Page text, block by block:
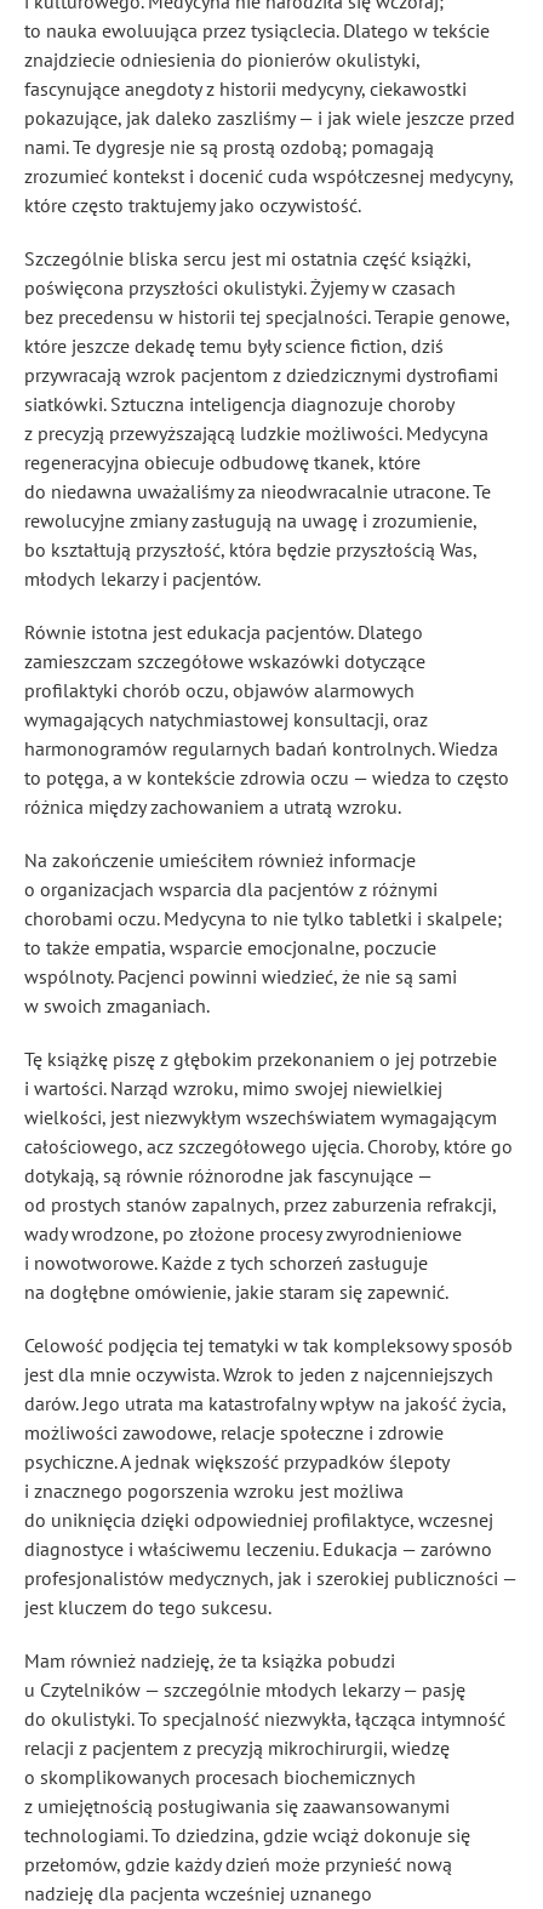
to nauka ewoluująca przez tysiąclecia. Dlatego w tekście
znajdziecie odniesienia do pionierów okulistyki,
fascynujące anegdoty z historii medycyny, ciekawostki
pokazujące, jak daleko zaszliśmy — i jak wiele jeszcze przed
nami. Te dygresje nie są prostą ozdobą; pomagają
zrozumieć kontekst i docenić cuda współczesnej medycyny,
które często traktujemy jako oczywistość.
Szczególnie bliska sercu jest mi ostatnia część książki,
poświęcona przyszłości okulistyki. Żyjemy w czasach
bez precedensu w historii tej specjalności. Terapie genowe,
które jeszcze dekadę temu były science fiction, dziś
przywracają wzrok pacjentom z dziedzicznymi dystrofiami
siatkówki. Sztuczna inteligencja diagnozuje choroby
z precyzją przewyższającą ludzkie możliwości. Medycyna
regeneracyjna obiecuje odbudowę tkanek, które
do niedawna uważaliśmy za nieodwracalnie utracone. Te
rewolucyjne zmiany zasługują na uwagę i zrozumienie,
bo kształtują przyszłość, która będzie przyszłością Was,
młodych lekarzy i pacjentów.
Równie istotna jest edukacja pacjentów. Dlatego
zamieszczam szczegółowe wskazówki dotyczące
profilaktyki chorób oczu, objawów alarmowych
wymagających natychmiastowej konsultacji, oraz
harmonogramów regularnych badań kontrolnych. Wiedza
to potęga, a w kontekście zdrowia oczu — wiedza to często
różnica między zachowaniem a utratą wzroku.
Na zakończenie umieściłem również informacje
o organizacjach wsparcia dla pacjentów z różnymi
chorobami oczu. Medycyna to nie tylko tabletki i skalpele;
to także empatia, wsparcie emocjonalne, poczucie
wspólnoty. Pacjenci powinni wiedzieć, że nie są sami
w swoich zmaganiach.
Tę książkę piszę z głębokim przekonaniem o jej potrzebie
i wartości. Narząd wzroku, mimo swojej niewielkiej
wielkości, jest niezwykłym wszechświatem wymagającym
całościowego, acz szczegółowego ujęcia. Choroby, które go
dotykają, są równie różnorodne jak fascynujące —
od prostych stanów zapalnych, przez zaburzenia refrakcji,
wady wrodzone, po złożone procesy zwyrodnieniowe
i nowotworowe. Każde z tych schorzeń zasługuje
na dogłębne omówienie, jakie staram się zapewnić.
Celowość podjęcia tej tematyki w tak kompleksowy sposób
jest dla mnie oczywista. Wzrok to jeden z najcenniejszych
darów. Jego utrata ma katastrofalny wpływ na jakość życia,
możliwości zawodowe, relacje społeczne i zdrowie
psychiczne. A jednak większość przypadków ślepoty
i znacznego pogorszenia wzroku jest możliwa
do uniknięcia dzięki odpowiedniej profilaktyce, wczesnej
diagnostyce i właściwemu leczeniu. Edukacja — zarówno
profesjonalistów medycznych, jak i szerokiej publiczności —
jest kluczem do tego sukcesu.
Mam również nadzieję, że ta książka pobudzi
u Czytelników — szczególnie młodych lekarzy — pasję
do okulistyki. To specjalność niezwykła, łącząca intymność
relacji z pacjentem z precyzją mikrochirurgii, wiedzę
o skomplikowanych procesach biochemicznych
z umiejętnością posługiwania się zaawansowanymi
technologiami. To dziedzina, gdzie wciąż dokonuje się
przełomów, gdzie każdy dzień może przynieść nową
nadzieję dla pacjenta wcześniej uznanego